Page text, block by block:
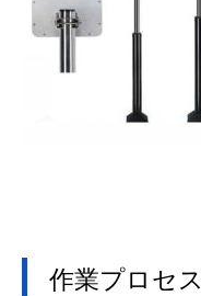
作業プロセス